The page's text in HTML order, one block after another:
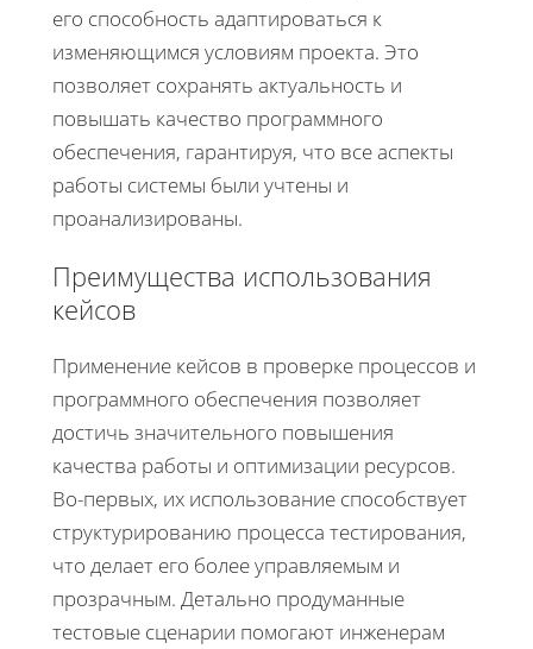
его способность адаптироваться к
изменяющимся условиям проекта. Это
позволяет сохранять актуальность и
повышать качество программного
обеспечения, гарантируя, что все аспекты
работы системы были учтены и
проанализированы.
Преимущества использования
кейсов
Применение кейсов в проверке процессов и
программного обеспечения позволяет
достичь значительного повышения
качества работы и оптимизации ресурсов.
Во-первых, их использование способствует
структурированию процесса тестирования,
что делает его более управляемым и
прозрачным. Детально продуманные
тестовые сценарии помогают инженерам